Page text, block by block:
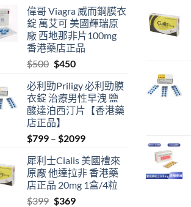
$489
through
$2500
偉哥 Viagra 威而鋼膜衣
錠 萬艾可 美國輝瑞原
廠 西地那非片100mg
香港藥店正品
$500 Original
was:
$500.
$450Current
is:
$450.
必利勁Priligy 必利勁膜
衣錠 治療男性早洩 鹽
酸達泊西汀片【香港藥
店正品】
$799 – $2099Price
$799
through
$2099
犀利士Cialis 美國禮來
原廠 他達拉非 香港藥
店正品 20mg 1盒/4粒
$399 Original
$369Current